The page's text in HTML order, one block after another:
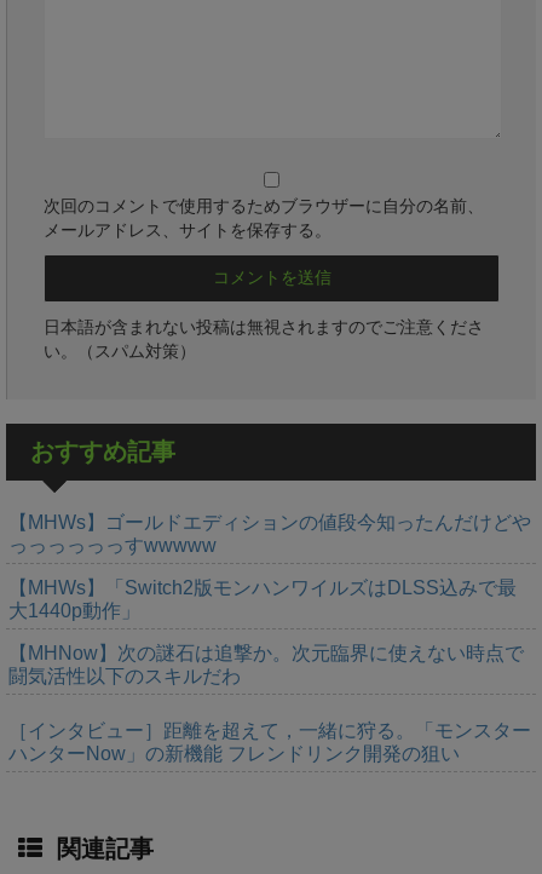
次回のコメントで使用するためブラウザーに自分の名前、
メールアドレス、サイトを保存する。
日本語が含まれない投稿は無視されますのでご注意くださ
い。（スパム対策）
おすすめ記事
【MHWs】ゴールドエディションの値段今知ったんだけどや
っっっっっっすwwwww
【MHWs】「Switch2版モンハンワイルズはDLSS込みで最
大1440p動作」
【MHNow】次の謎石は追撃か。次元臨界に使えない時点で
闘気活性以下のスキルだわ
［インタビュー］距離を超えて，一緒に狩る。「モンスター
ハンターNow」の新機能 フレンドリンク開発の狙い
関連記事